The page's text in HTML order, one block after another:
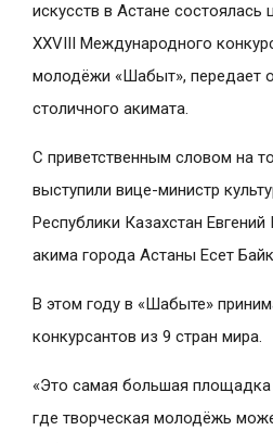
искусств в Астане состоялась
XXVIII Международного
молодёжи «Шабыт», передает
столичного акимата.
С приветственным словом на
выступили вице-министр
Республики Казахстан
акима города Астаны Есет
В этом году в «Шабыте»
конкурсантов из 9 стран мира.
«Это самая большая
где творческая молодёжь